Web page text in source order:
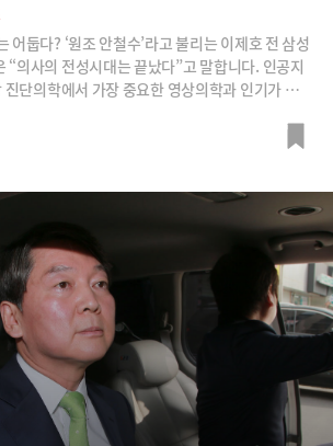
어둡다? ‘원조 안철수’라고 불리는 이제호 전 삼성
“의사의 전성시대는 끝났다”고 말합니다. 인공지
단의학에서 가장 중요한 영상의학과 인기가 뚝
료를 암진료에 도입했으며, 바이오 벤처를 창업했